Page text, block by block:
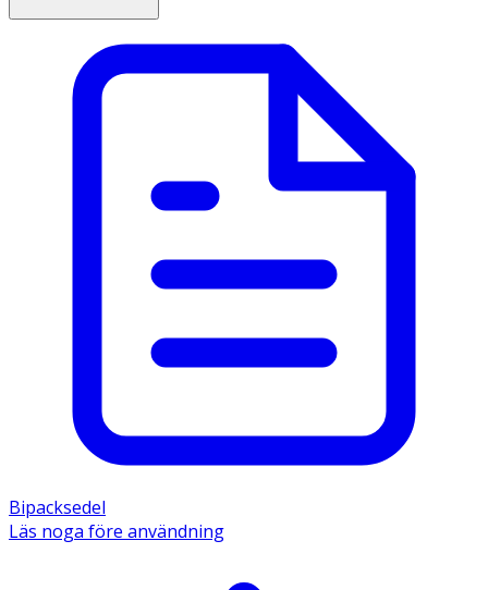
Bipacksedel
Läs noga före användning